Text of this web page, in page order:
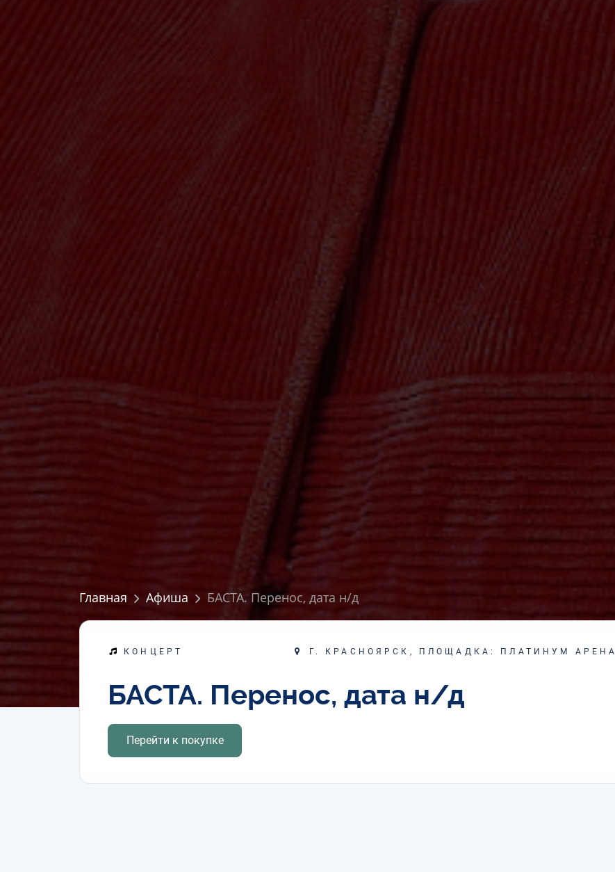
Главная Афиша БАСТА. Перенос, дата н/д
КОНЦЕРТ Г. КРАСНОЯРСК, ПЛОЩАДКА: ПЛАТИНУМ АРЕНА
БАСТА. Перенос, дата н/д
Перейти к покупке